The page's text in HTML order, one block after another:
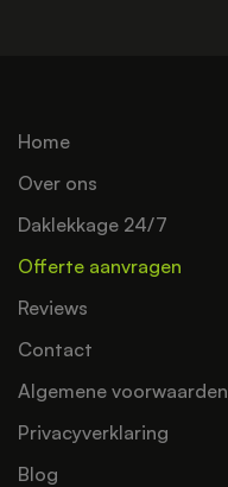
Home
Over ons
Daklekkage 24/7
Offerte aanvragen
Reviews
Contact
Algemene voorwaarden
Privacyverklaring
Blog